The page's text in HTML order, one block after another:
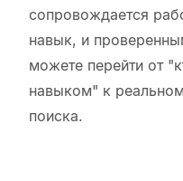
сопровождается
навык, и
можете перейти от
навыком" к
поиска.